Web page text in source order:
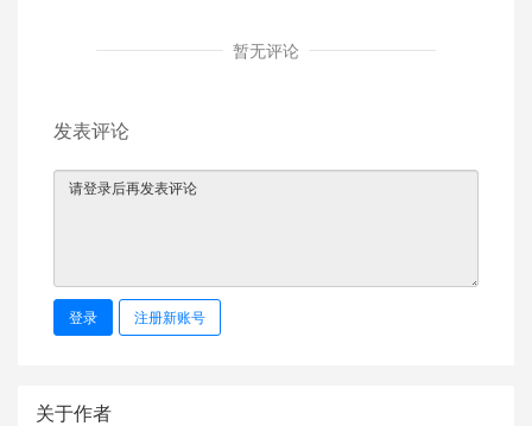
暂无评论
发表评论
登录 注册新账号
关于作者